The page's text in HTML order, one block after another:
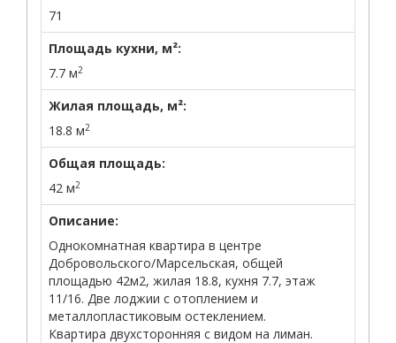
71
Площадь кухни, м²:
7.7 м2
Жилая площадь, м²:
18.8 м2
Общая площадь:
42 м2
Описание:
Однокомнатная квартира в центре
Добровольского/Марсельская, общей
площадью 42м2, жилая 18.8, кухня 7.7, этаж
11/16. Две лоджии с отоплением и
металлопластиковым остеклением.
Квартира двухсторонняя с видом на лиман.